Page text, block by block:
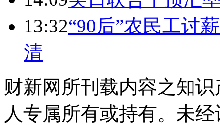
13:32“90后”农民工讨
清
财新网所刊载内容之知
人专属所有或持有。未